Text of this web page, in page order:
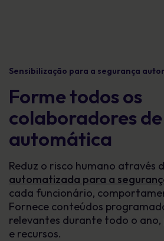
Sensibilização para a segurança
Forme todos os
colaboradores
automática
Reduz o risco humano através
automatizada para a
cada funcionário,
Fornece conteúdos
relevantes durante todo o
e recursos.